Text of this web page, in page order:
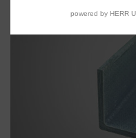
powered by HERR